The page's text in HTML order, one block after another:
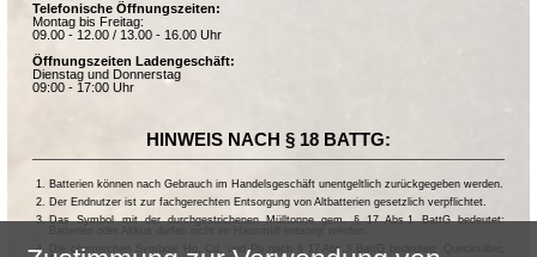
Telefonische Öffnungszeiten:
Montag bis Freitag:
09.00 - 12.00 / 13.00 - 16.00 Uhr
Öffnungszeiten Ladengeschäft:
Dienstag und Donnerstag
09:00 - 17:00 Uhr
HINWEIS NACH § 18 BATTG:
Batterien können nach Gebrauch im Handelsgeschäft unentgeltlich zurückgegeben werden.
Der Endnutzer ist zur fachgerechten Entsorgung von Altbatterien gesetzlich verpflichtet.
Das Symbol mit der durchgestrichenen Mülltonne gem. § 17 Abs.1 BattG bedeutet:
Die chemischen Symbole Hg, Cd, und Pb nach § 17 Abs.3 BattG bedeuten: Quecksilber,